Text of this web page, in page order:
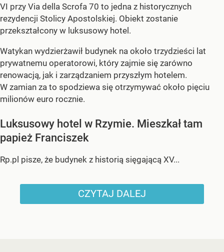
VI przy Via della Scrofa 70 to jedna z historycznych
rezydencji Stolicy Apostolskiej. Obiekt zostanie
przekształcony w luksusowy hotel.
Watykan wydzierżawił budynek na około trzydzieści lat
prywatnemu operatorowi, który zajmie się zarówno
renowacją, jak i zarządzaniem przyszłym hotelem.
W zamian za to spodziewa się otrzymywać około pięciu
milionów euro rocznie.
Luksusowy hotel w Rzymie. Mieszkał tam
papież Franciszek
Rp.pl pisze, że budynek z historią sięgającą XV...
CZYTAJ DALEJ